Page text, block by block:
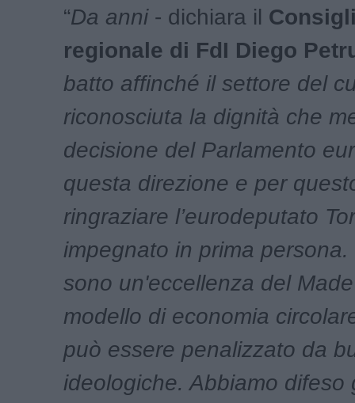
“Da anni- dichiara il
regionale di FdI Diego
batto affinché il settore del
riconosciuta la dignità che
decisione del Parlamento
questa direzione e per
ringraziare l’eurodeputato
impegnato in prima
sono un'eccellenza del
modello di economia
può essere penalizzato da
ideologiche. Abbiamo difeso